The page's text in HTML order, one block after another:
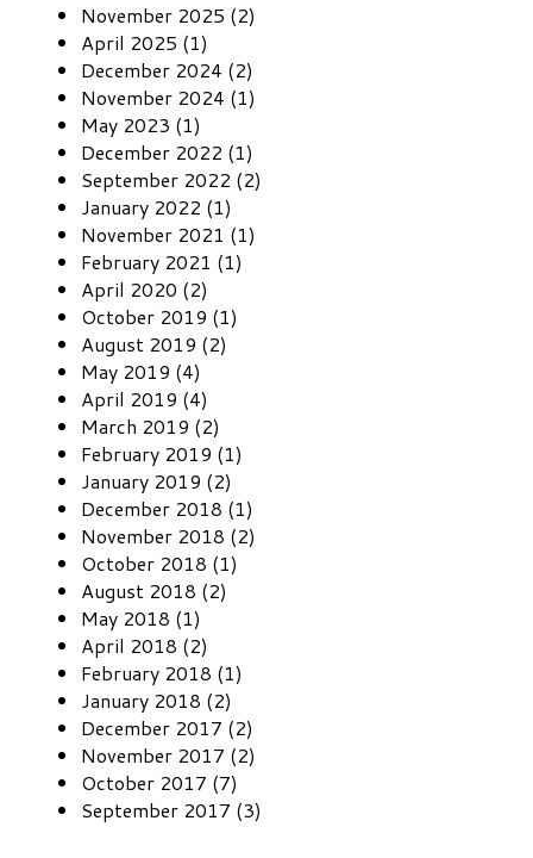
November 2025 (2)
April 2025 (1)
December 2024 (2)
November 2024 (1)
May 2023 (1)
December 2022 (1)
September 2022 (2)
January 2022 (1)
November 2021 (1)
February 2021 (1)
April 2020 (2)
October 2019 (1)
August 2019 (2)
May 2019 (4)
April 2019 (4)
March 2019 (2)
February 2019 (1)
January 2019 (2)
December 2018 (1)
November 2018 (2)
October 2018 (1)
August 2018 (2)
May 2018 (1)
April 2018 (2)
February 2018 (1)
January 2018 (2)
December 2017 (2)
November 2017 (2)
October 2017 (7)
September 2017 (3)